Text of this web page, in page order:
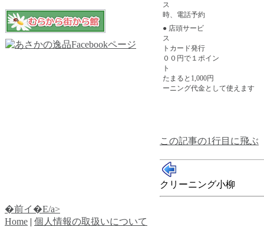
時、電話予約
● 店頭サービ
トカー
００円で１ポイン
たまると
ーニング代金として使えます
この記事の1行目に飛ぶ
クリーニング小柳
�前イ�E/a>
Home | 個人情報の取扱いについて